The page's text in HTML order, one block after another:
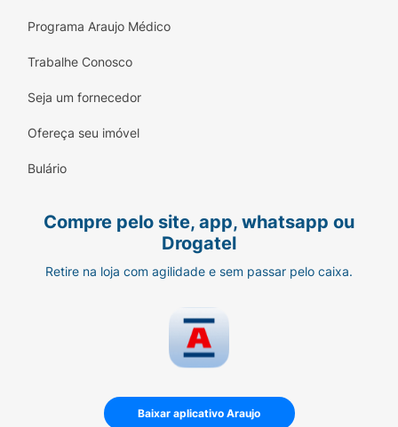
Programa Araujo Médico
Trabalhe Conosco
Seja um fornecedor
Ofereça seu imóvel
Bulário
Compre pelo site, app, whatsapp ou
Drogatel
Retire na loja com agilidade e sem passar pelo caixa.
Baixar aplicativo Araujo